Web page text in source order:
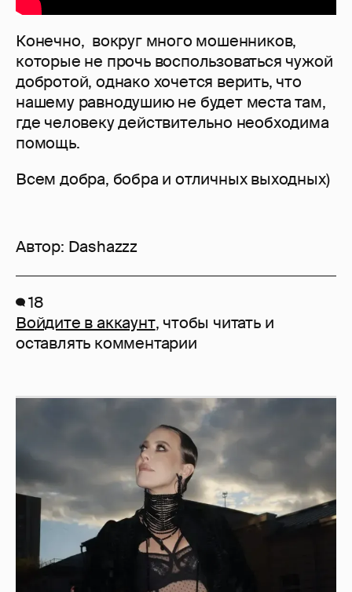
Конечно, вокруг много мошенников,
которые не прочь воспользоваться чужой
добротой, однако хочется верить, что
нашему равнодушию не будет места там,
где человеку действительно необходима
помощь.
Всем добра, бобра и отличных выходных)
Автор: Dashazzz
18
Войдите в аккаунт, чтобы читать и
оставлять комментарии